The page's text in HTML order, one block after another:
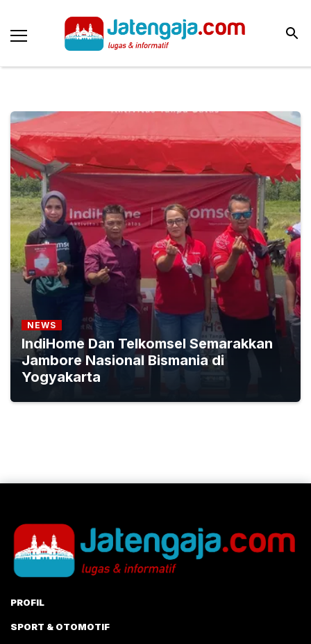
NEWS
IndiHome Dan Telkomsel Semarakkan
Jambore Nasional Bismania di
Yogyakarta
PROFIL
SPORT & OTOMOTIF